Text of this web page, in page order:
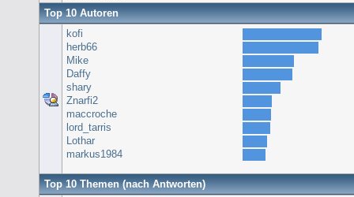
Top 10 Autoren
kofi
herb66
Mike
Daffy
shary
Znarfi2
maccroche
lord_tarris
Lothar
markus1984
Top 10 Themen (nach Antworten)